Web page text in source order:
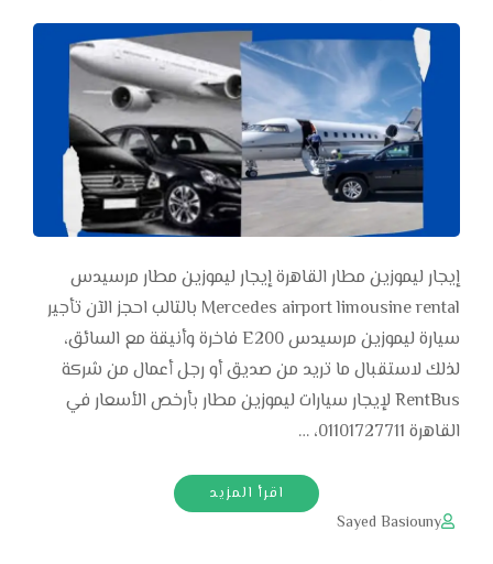
إيجار ليموزين مطار القاهرة إيجار ليموزين مطار مرسيدس
Mercedes airport limousine rental بالتالب احجز الآن تأجير
سيارة ليموزين مرسيدس E200 فاخرة وأنيقة مع السائق،
لذلك لاستقبال ما تريد من صديق أو رجل أعمال من شركة
RentBus لإيجار سيارات ليموزين مطار بأرخص الأسعار في
القاهرة 01101727711، …
اقرأ المزيد
Sayed Basiouny